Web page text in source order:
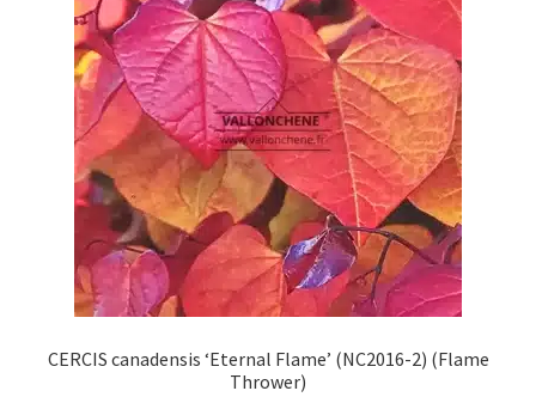
peuvent
être
choisies
sur
la
page
du
produit
CERCIS canadensis ‘Eternal Flame’ (NC2016-2) (Flame
Thrower)